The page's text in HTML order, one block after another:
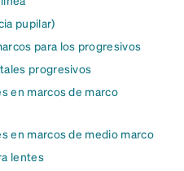
pupilar)
para los progresivos
progresivos
en marcos de marco
en marcos de medio marco
lentes